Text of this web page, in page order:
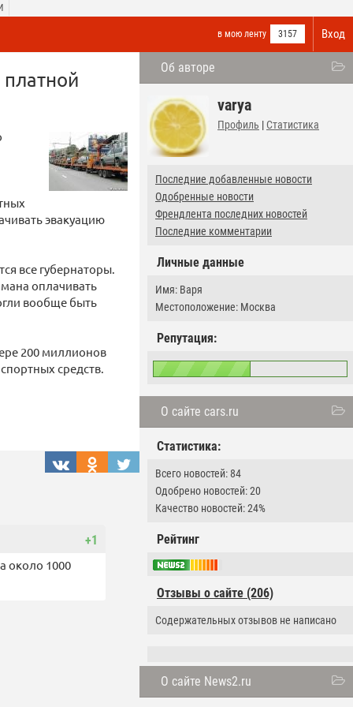
Вход
в мою ленту 3157
Об авторе
varya
Профиль | Статистика
Последние добавленные новости
Одобренные новости
Френдлента последних новостей
Последние комментарии
Личные данные
Имя: Варя
Местоположение: Москва
Репутация:
О сайте cars.ru
Статистика:
Всего новостей: 84
Одобрено новостей: 20
Качество новостей: 24%
Рейтинг
Отзывы о сайте (206)
Содержательных отзывов не написано
О сайте News2.ru
эвакуацию
все губернаторы.
оплачивать
вообще быть
200 миллионов
средств.
+1
около 1000